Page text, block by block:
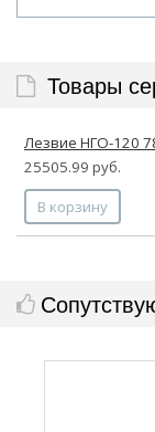
Товары
Лезвие НГО-120
25505.99 руб.
В корзину